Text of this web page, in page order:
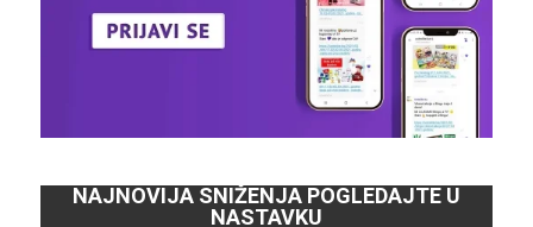
NAJNOVIJA SNIŽENJA POGLEDAJTE U
NASTAVKU